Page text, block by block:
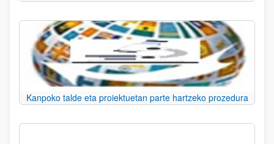
Kanpoko talde eta proiektuetan parte hartzeko prozedura